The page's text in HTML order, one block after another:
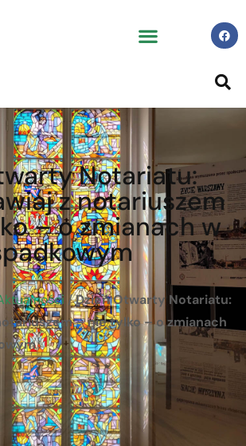
Notariatu:
z notariuszem
– o zmianach w
/Dzień Otwarty Notariatu:
– nie tylko – o zmianach